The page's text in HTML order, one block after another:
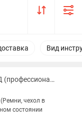
Вид
Баян ЮПИТЕР-1Д (профессиональной, производство России)
чехол в
состоянии